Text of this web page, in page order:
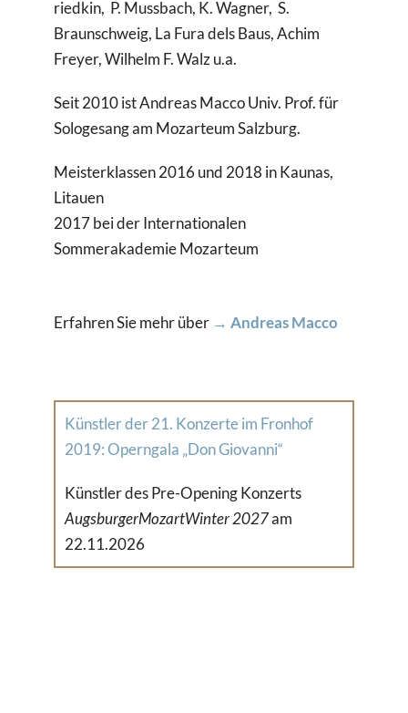
riedkin, P. Mussbach, K. Wagner, S.
Braunschweig, La Fura dels Baus, Achim
Freyer, Wilhelm F. Walz u.a.
Seit 2010 ist Andreas Macco Univ. Prof. für
Sologesang am Mozarteum Salzburg.
Meisterklassen 2016 und 2018 in Kaunas,
Litauen
2017 bei der Internationalen
Sommerakademie Mozarteum
Erfahren Sie mehr über → Andreas Macco
Künstler der 21. Konzerte im Fronhof
2019: Operngala „Don Giovanni“
Künstler des Pre-Opening Konzerts
AugsburgerMozartWinter 2027am
22.11.2026